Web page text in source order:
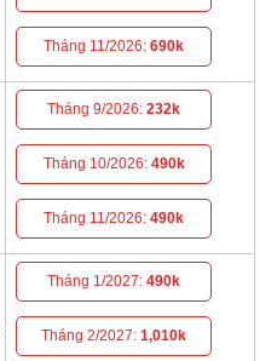
Tháng 11/2026:690k
Tháng 9/2026:232k
Tháng 10/2026: 490k
Tháng 11/2026:490k
Tháng 1/2027:490k
Tháng 2/2027:1,010k